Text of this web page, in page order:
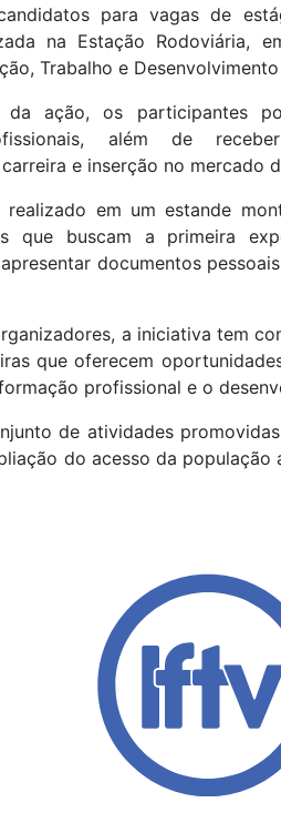
para vagas de
na Estação Rodoviária,
Trabalho e Desenvolvimento
da ação, os participantes
além de
e inserção no mercado
realizado em um estande
que buscam a primeira
documentos
a iniciativa tem
que oferecem
profissional e o
de atividades
do acesso da